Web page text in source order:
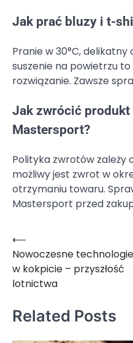
Jak prać bluzy i t-
Pranie w 30°C,
suszenie na powietrzu
rozwiązanie. Zawsze
Jak zwrócić produkt
Mastersport?
Polityka zwrotów zależy
możliwy jest zwrot w
otrzymaniu towaru.
Mastersport przed
Nawigacja
wpisu
⟵
Nowoczesne technologie
w kokpicie – przyszłość
lotnictwa
Related Posts